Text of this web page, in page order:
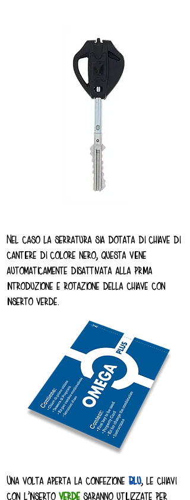
Nel caso la serratura sia dotata di chiave di
cantiere di colore nero, questa viene
automaticamente disattivata alla prima
introduzione e rotazione della chiave con
inserto verde.
Una volta aperta la confezione blu, le chiavi
con l’inserto verdesaranno utilizzate per